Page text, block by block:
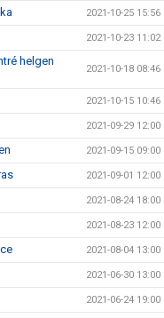
2021-10-25 15:56
2021-10-23 11:02
helgen
2021-10-18 08:46
2021-10-15 10:46
2021-09-29 12:00
2021-09-15 09:00
2021-09-01 12:00
2021-08-24 18:00
2021-08-23 12:00
2021-08-04 13:00
2021-06-30 13:00
2021-06-24 19:00